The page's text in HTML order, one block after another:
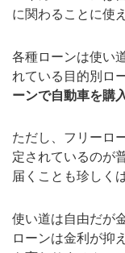
に関わることに使
各種ローンは使い
れている目的別ロ
ーンで自動車を購
ただし、フリーロ
定されているのが
届くことも珍しく
使い道は自由だが
ローンは金利が抑